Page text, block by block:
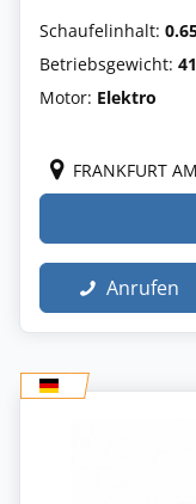
Schaufelinhalt:
Betriebsgewicht:
Motor: Elektro
FRANKFURT
Anrufen